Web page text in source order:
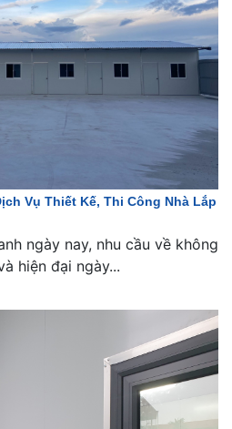
Vụ Thiết Kế, Thi Công Nhà Lắp
ngày nay, nhu cầu về không
hiện đại ngày...